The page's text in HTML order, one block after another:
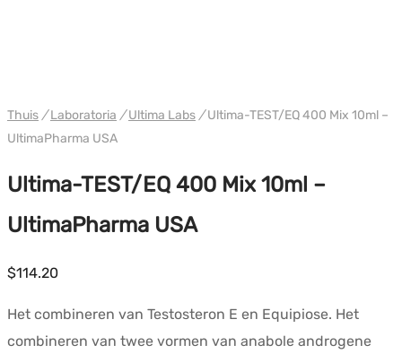
Thuis / Laboratoria / Ultima Labs /Ultima-TEST/EQ 400 Mix 10ml –
UltimaPharma USA
Ultima-TEST/EQ 400 Mix 10ml –
UltimaPharma USA
$114.20
Het combineren van Testosteron E en Equipiose. Het
combineren van twee vormen van anabole androgene